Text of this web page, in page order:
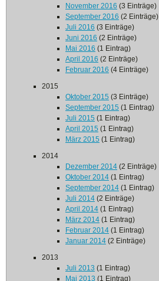
November 2016 (3 Einträge)
September 2016 (2 Einträge)
Juli 2016 (3 Einträge)
Juni 2016 (2 Einträge)
Mai 2016 (1 Eintrag)
April 2016 (2 Einträge)
Februar 2016 (4 Einträge)
2015
Oktober 2015 (3 Einträge)
September 2015 (1 Eintrag)
Juli 2015 (1 Eintrag)
April 2015 (1 Eintrag)
März 2015 (1 Eintrag)
2014
Dezember 2014 (2 Einträge)
Oktober 2014 (1 Eintrag)
September 2014 (1 Eintrag)
Juli 2014 (2 Einträge)
April 2014 (1 Eintrag)
März 2014 (1 Eintrag)
Februar 2014 (1 Eintrag)
Januar 2014 (2 Einträge)
2013
Juli 2013 (1 Eintrag)
Mai 2013 (1 Eintrag)